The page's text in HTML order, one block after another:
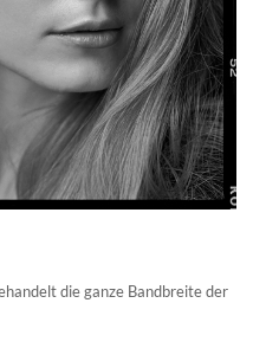
die ganze Bandbreite der